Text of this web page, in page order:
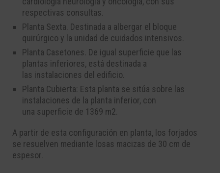
respectivas consultas.
Planta Sexta. Destinada a albergar el bloque
quirúrgico y la unidad de cuidados intensivos.
Planta Casetones. De igual superficie que las
plantas inferiores, está destinada a
las instalaciones del edificio.
Planta Cubierta: Esta planta se sitúa sobre las
instalaciones de la planta inferior, con
una superficie de 1369 m2.
A partir de esta configuración en planta, los forjados
se resuelven mediante losas macizas de 30 cm de
espesor.